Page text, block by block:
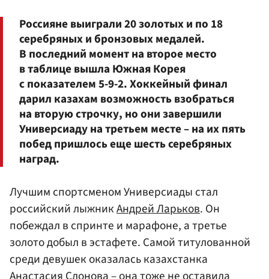
Россияне выиграли 20 золотых и по 18
серебряных и бронзовых медалей.
В последний момент на второе место
в таблице вышла Южная Корея
с показателем 5-9-2. Хоккейный финал
дарил казахам возможность взобраться
на вторую строчку, но они завершили
Универсиаду на третьем месте – на их пять
побед пришлось еще шесть серебряных
наград.
Лучшим спортсменом Универсиады стал
российский лыжникАндрей Ларьков. Он
побеждал в спринте и марафоне, а третье
золото добыл в эстафете. Самой титулованной
среди девушек оказалась казахстанка